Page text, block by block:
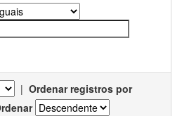
| Ordenar registros por